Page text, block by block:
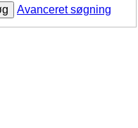
Avanceret søgning